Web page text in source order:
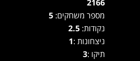
2166
מספר משחקים:
נקודות: 2.5
ניצחונות :1
תיקו :3